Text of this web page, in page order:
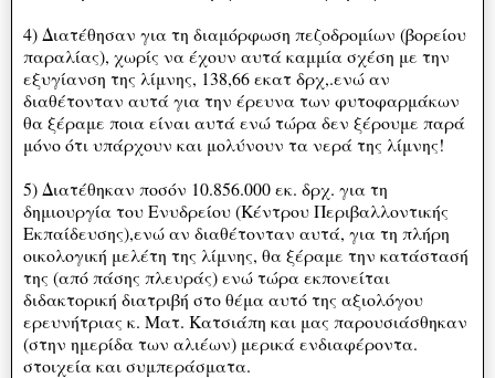
4) Διατέθησαν για τη διαμόρφωση πεζοδρομίων (βορείου
παραλίας), χωρίς να έχουν αυτά καμμία σχέση με την
εξυγίανση της λίμνης, 138,66 εκατ δρχ,.ενώ αν
διαθέτονταν αυτά για την έρευνα των φυτοφαρμάκων
θα ξέραμε ποια είναι αυτά ενώ τώρα δεν ξέρουμε παρά
μόνο ότι υπάρχουν και μολύνουν τα νερά της λίμνης!
5) Διατέθηκαν ποσόν 10.856.000 εκ. δρχ. για τη
δημιουργία του Ενυδρείου (Κέντρου Περιβαλλοντικής
Εκπαίδευσης),ενώ αν διαθέτονταν αυτά, για τη πλήρη
οικολογική μελέτη της λίμνης, θα ξέραμε την κατάστασή
της (από πάσης πλευράς) ενώ τώρα εκπονείται
διδακτορική διατριβή στο θέμα αυτό της αξιολόγου
ερευνήτριας κ. Ματ. Κατσιάπη και μας παρουσιάσθηκαν
(στην ημερίδα των αλιέων) μερικά ενδιαφέροντα.
στοιχεία και συμπεράσματα.